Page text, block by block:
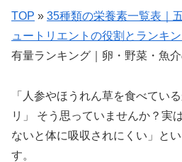
TOP » 35種類の栄養素一覧表｜
ュートリエントの役割とランキ
有量ランキング｜卵・野菜・魚
「人参やほうれん草を食べてい
リ」 そう思っていませんか？実
ないと体に吸収されにくい」と
す。